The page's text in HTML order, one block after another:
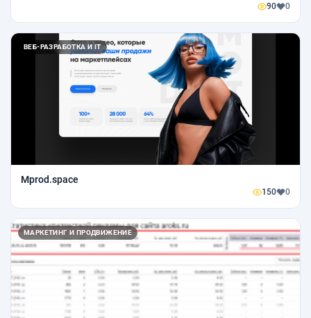
90 0
ВЕБ-РАЗРАБОТКА И IT
Mprod.space
150 0
МАРКЕТИНГ И ПРОДВИЖЕНИЕ